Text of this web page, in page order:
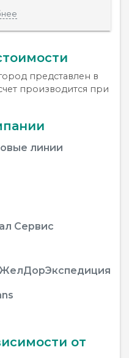
представлен в
производится при
линии
Сервис
ЖелДорЭкспедиция
от